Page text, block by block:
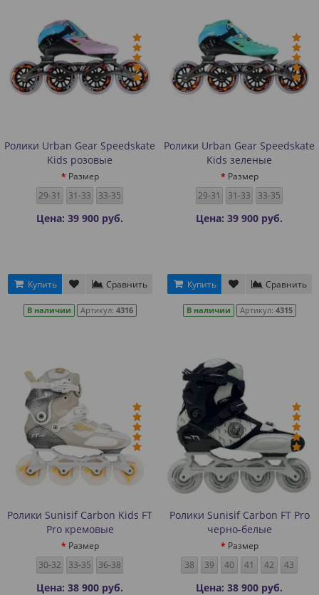
Ролики Urban Gear Speedskate
Kids розовые
Размер
29-31
31-33 33-35
Цена: 39 900 руб.
Купить Сравнить
В наличии Артикул: 4316
Ролики Urban Gear Speedskate
Kids зеленые
Размер
29-31
31-33 33-35
Цена: 39 900 руб.
Купить Сравнить
В наличии Артикул: 4315
Ролики Sunisif Carbon Kids FT
Pro кремовые
Размер
30-32
33-35 36-38
Цена: 38 900 руб.
Ролики Sunisif Carbon FT Pro
черно-белые
Размер
38
39 40 41 42 43
Цена: 38 900 руб.